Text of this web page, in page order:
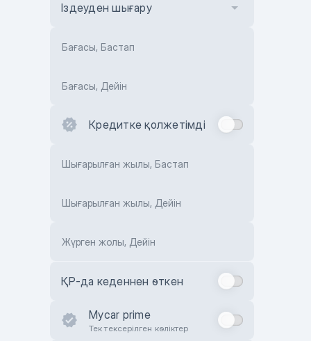
Іздеуден шығару
Бағасы, Бастап
Бағасы, Дейін
Кредитке қолжетімді
Шығарылған жылы, Бастап
Шығарылған жылы, Дейін
Жүрген жолы, Дейін
ҚР-да кеденнен өткен
Mycar prime
Тек тексерілген көліктер